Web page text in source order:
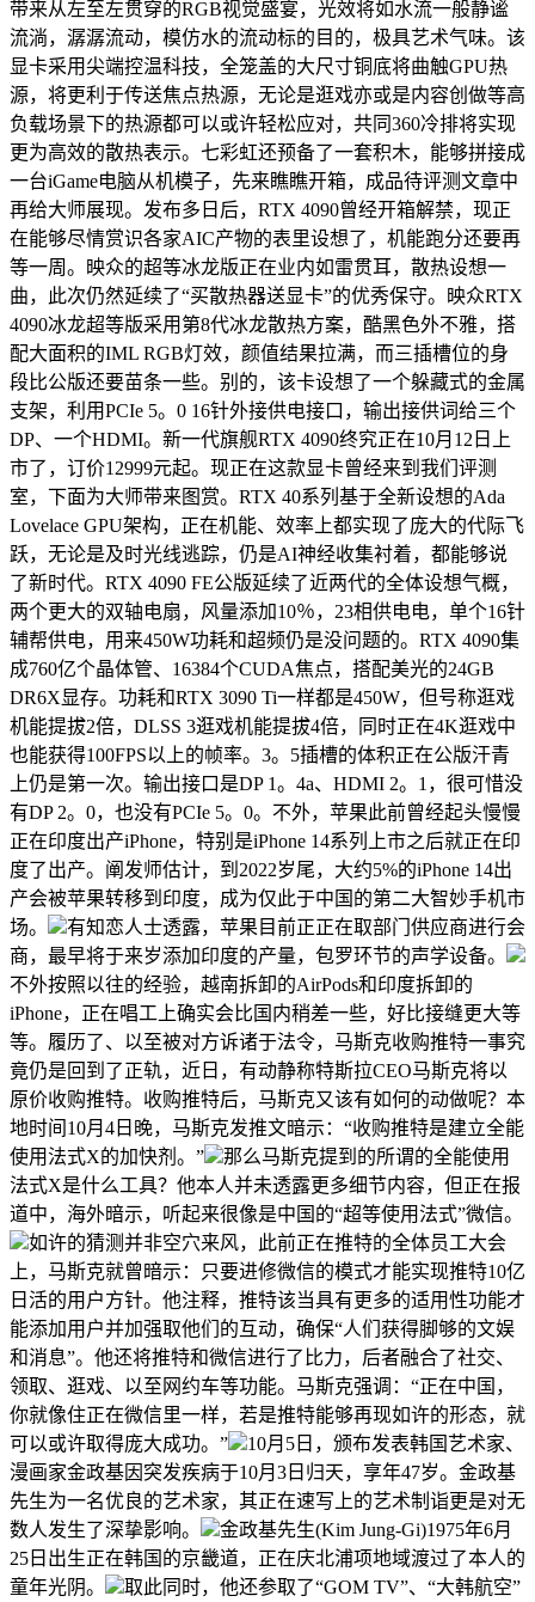
带来从左至左贯穿的RGB视觉盛宴，光效将如水流一般静谧
流淌，潺潺流动，模仿水的流动标的目的，极具艺术气味。该
显卡采用尖端控温科技，全笼盖的大尺寸铜底将曲触GPU热
源，将更利于传送焦点热源，无论是逛戏亦或是内容创做等高
负载场景下的热源都可以或许轻松应对，共同360冷排将实现
更为高效的散热表示。七彩虹还预备了一套积木，能够拼接成
一台iGame电脑从机模子，先来瞧瞧开箱，成品待评测文章中
再给大师展现。发布多日后，RTX 4090曾经开箱解禁，现正
在能够尽情赏识各家AIC产物的表里设想了，机能跑分还要再
等一周。映众的超等冰龙版正在业内如雷贯耳，散热设想一
曲，此次仍然延续了“买散热器送显卡”的优秀保守。映众RTX
4090冰龙超等版采用第8代冰龙散热方案，酷黑色外不雅，搭
配大面积的IML RGB灯效，颜值结果拉满，而三插槽位的身
段比公版还要苗条一些。别的，该卡设想了一个躲藏式的金属
支架，利用PCIe 5。0 16针外接供电接口，输出接供词给三个
DP、一个HDMI。新一代旗舰RTX 4090终究正在10月12日上
市了，订价12999元起。现正在这款显卡曾经来到我们评测
室，下面为大师带来图赏。RTX 40系列基于全新设想的Ada
Lovelace GPU架构，正在机能、效率上都实现了庞大的代际飞
跃，无论是及时光线逃踪，仍是AI神经收集衬着，都能够说
了新时代。RTX 4090 FE公版延续了近两代的全体设想气概，
两个更大的双轴电扇，风量添加10％，23相供电电，单个16针
辅帮供电，用来450W功耗和超频仍是没问题的。RTX 4090集
成760亿个晶体管、16384个CUDA焦点，搭配美光的24GB
DR6X显存。功耗和RTX 3090 Ti一样都是450W，但号称逛戏
机能提拔2倍，DLSS 3逛戏机能提拔4倍，同时正在4K逛戏中
也能获得100FPS以上的帧率。3。5插槽的体积正在公版汗青
上仍是第一次。输出接口是DP 1。4a、HDMI 2。1，很可惜没
有DP 2。0，也没有PCIe 5。0。不外，苹果此前曾经起头慢慢
正在印度出产iPhone，特别是iPhone 14系列上市之后就正在印
度了出产。阐发师估计，到2022岁尾，大约5%的iPhone 14出
产会被苹果转移到印度，成为仅此于中国的第二大智妙手机市
场。
有知恋人士透露，苹果目前正正在取部门供应商进行会
商，最早将于来岁添加印度的产量，包罗环节的声学设备。
不外按照以往的经验，越南拆卸的AirPods和印度拆卸的
iPhone，正在唱工上确实会比国内稍差一些，好比接缝更大等
等。履历了、以至被对方诉诸于法令，马斯克收购推特一事究
竟仍是回到了正轨，近日，有动静称特斯拉CEO马斯克将以
原价收购推特。收购推特后，马斯克又该有如何的动做呢？本
地时间10月4日晚，马斯克发推文暗示：“收购推特是建立全能
使用法式X的加快剂。”
那么马斯克提到的所谓的全能使用
法式X是什么工具？他本人并未透露更多细节内容，但正在报
道中，海外暗示，听起来很像是中国的“超等使用法式”微信。
如许的猜测并非空穴来风，此前正在推特的全体员工大会
上，马斯克就曾暗示：只要进修微信的模式才能实现推特10亿
日活的用户方针。他注释，推特该当具有更多的适用性功能才
能添加用户并加强取他们的互动，确保“人们获得脚够的文娱
和消息”。他还将推特和微信进行了比力，后者融合了社交、
领取、逛戏、以至网约车等功能。马斯克强调：“正在中国，
你就像住正在微信里一样，若是推特能够再现如许的形态，就
可以或许取得庞大成功。”
10月5日，颁布发表韩国艺术家、
漫画家金政基因突发疾病于10月3日归天，享年47岁。金政基
先生为一名优良的艺术家，其正在速写上的艺术制诣更是对无
数人发生了深挚影响。
金政基先生(Kim Jung-Gi)1975年6月
25日出生正在韩国的京畿道，正在庆北浦项地域渡过了本人的
童年光阴。
取此同时，他还参取了“GOM TV”、“大韩航空”